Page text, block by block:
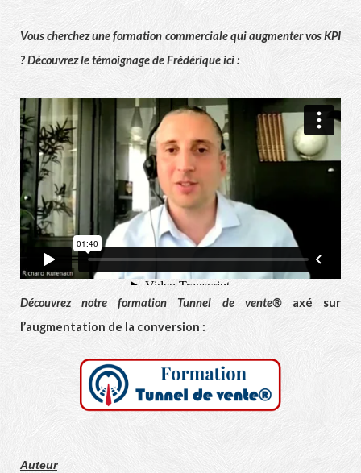
Vous cherchez une formation commerciale qui augmenter vos KPI
? Découvrez le témoignage de Frédérique ici :
Découvrez notre formation Tunnel de vente®axé sur
l’augmentation de la conversion :
Auteur